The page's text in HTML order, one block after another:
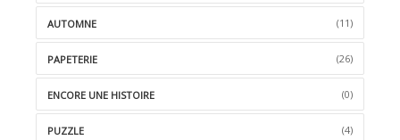
AUTOMNE (11)
PAPETERIE (26)
ENCORE UNE HISTOIRE (0)
PUZZLE (4)